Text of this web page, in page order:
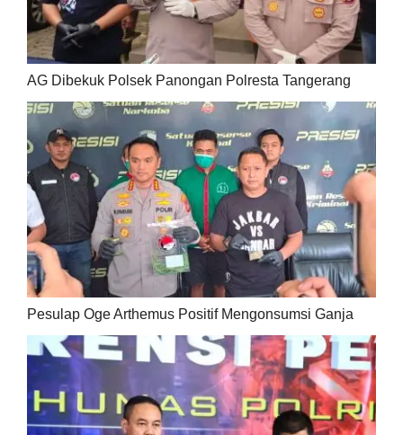
AG Dibekuk Polsek Panongan Polresta Tangerang
Pesulap Oge Arthemus Positif Mengonsumsi Ganja